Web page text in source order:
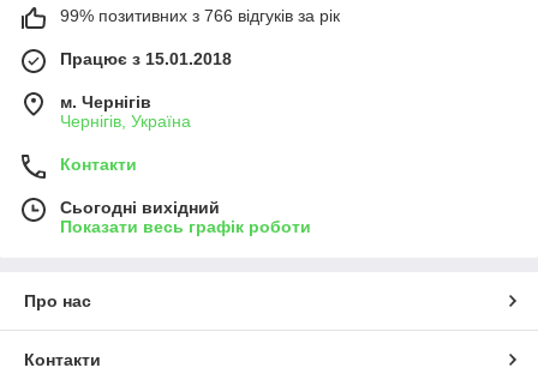
99% позитивних з 766 відгуків за рік
Працює з 15.01.2018
м. Чернігів
Чернігів, Україна
Контакти
Сьогодні вихідний
Показати весь графік роботи
Про нас
Контакти